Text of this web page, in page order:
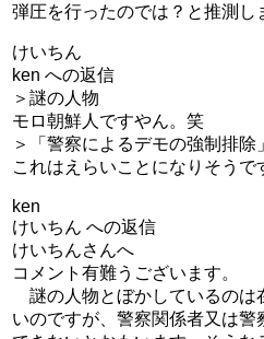
弾圧を行ったのでは？と推測し
けいちん
ken への返信
＞謎の人物
モロ朝鮮人ですやん。笑
＞「警察によるデモの強制排除
これはえらいことになりそうで
ken
けいちん への返信
けいちんさんへ
コメント有難うございます。
謎の人物とぼかしているのは
いのですが、警察関係者又は